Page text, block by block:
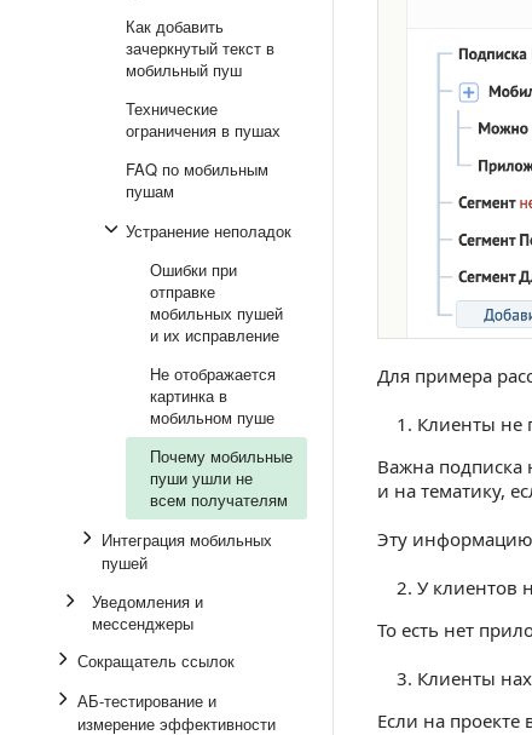
Как добавить
зачеркнутый текст в
мобильный пуш
Технические
ограничения в пушах
FAQ по мобильным
пушам
Устранение неполадок
Ошибки при
отправке
мобильных пушей
и их исправление
Не отображается
картинка в
мобильном пуше
Почему мобильные
пуши ушли не
всем получателям
Интеграция мобильных
пушей
Уведомления и
мессенджеры
Сокращатель ссылок
АБ-тестирование и
измерение эффективности
Для примера
Клиенты не
Важна подписка
и на тематику,
Эту информацию
У клиентов
То есть нет
Клиенты
Если на проекте